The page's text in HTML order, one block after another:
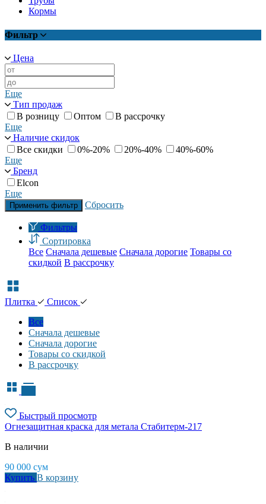
Кормы
Фильтр
Цена
Еще
Тип продаж
В розницу
Оптом
В рассрочку
Еще
Наличие скидок
Все скидки
0%-20% 20%-40%
40%-60%
Еще
Бренд
Elcon
Еще
Применить фильтр Сбросить
Фильтры
Сортировка
Все Сначала дешевые Сначала дорогие Товары со
скидкой В рассрочку
Плитка
Список
Все
Сначала дешевые
Сначала дорогие
Товары со скидкой
В рассрочку
Быстрый просмотр
Огнезащитная краска для метала Стабитерм-217
В наличии
90 000 сум
Купить В корзину